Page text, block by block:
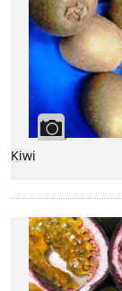
Kiwi